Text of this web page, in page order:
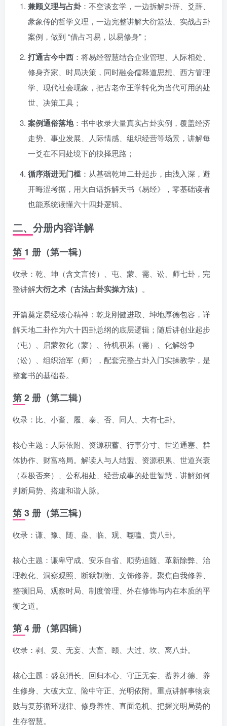
兼顾义理与占卦：不空谈玄学，一边拆解卦辞、爻辞、
彖象传的哲学义理，一边完整讲解大衍筮法、实战占卦
案例，做到 “借占习易，以易修身”；
打通古今中西 ：将易经智慧结合企业管理、人际相处、
修身齐家、时局决策，同时融会儒释道思想、西方管理
学、现代社会现象，把古老帝王学转化为当代可用的处
世、决策工具；
案例通俗落地：书中收录大量真实占卦实例，覆盖经济
走势、事业发展、人际情感、组织经营等场景，讲解每
一爻在不同处境下的抉择思路；
循序渐进无门槛：从基础乾坤二卦起步，由浅入深，避
开晦涩考据，用大白话拆解天书《易经》，零基础读者
也能系统读懂六十四卦逻辑。
二、分册内容详解
第 1 册（第一辑）
收录：乾、坤（含文言传）、屯、蒙、需、讼、师七卦，完
整讲解大衍之术（古法占卦实操方法） 。
开篇奠定易经核心精神：乾龙刚健进取、坤地厚德包容，详
解天地二卦作为六十四卦总纲的底层逻辑；随后讲创业起步
（屯）、启蒙教化（蒙）、待机积累（需）、化解纷争
（讼）、组织治军（师），配套完整占卦入门实操教学，是
整套书的基础卷。
第 2 册（第二辑）
收录：比、小畜、履、泰、否、同人、大有七卦。
核心主题：人际依附、资源积蓄、行事分寸、世道通塞、群
体协作、财富格局。解读人与人结盟、资源积累、世道兴衰
（泰极否来）、公私相处、经营成事的处世智慧，讲解如何
判断局势、搭建和谐人脉。
第 3 册（第三辑）
收录：谦、豫、随、蛊、临、观、噬嗑、贲八卦。
核心主题：谦卑守成、安乐自省、顺势追随、革新除弊、治
理教化、洞察观照、断狱制衡、文饰修养。聚焦自我修养、
整顿旧局、观察时局、制度管理、外在修饰与内在本质的平
衡之道。
第 4 册（第四辑）
收录：剥、复、无妄、大畜、颐、大过、坎、离八卦。
核心主题：盛衰消长、回归本心、守正无妄、蓄养才德、养
生修身、大破大立、险中守正、光明依附。重点讲解事物衰
败与复苏循环规律、修身养性、直面危机、把握光明局势的
生存智慧。